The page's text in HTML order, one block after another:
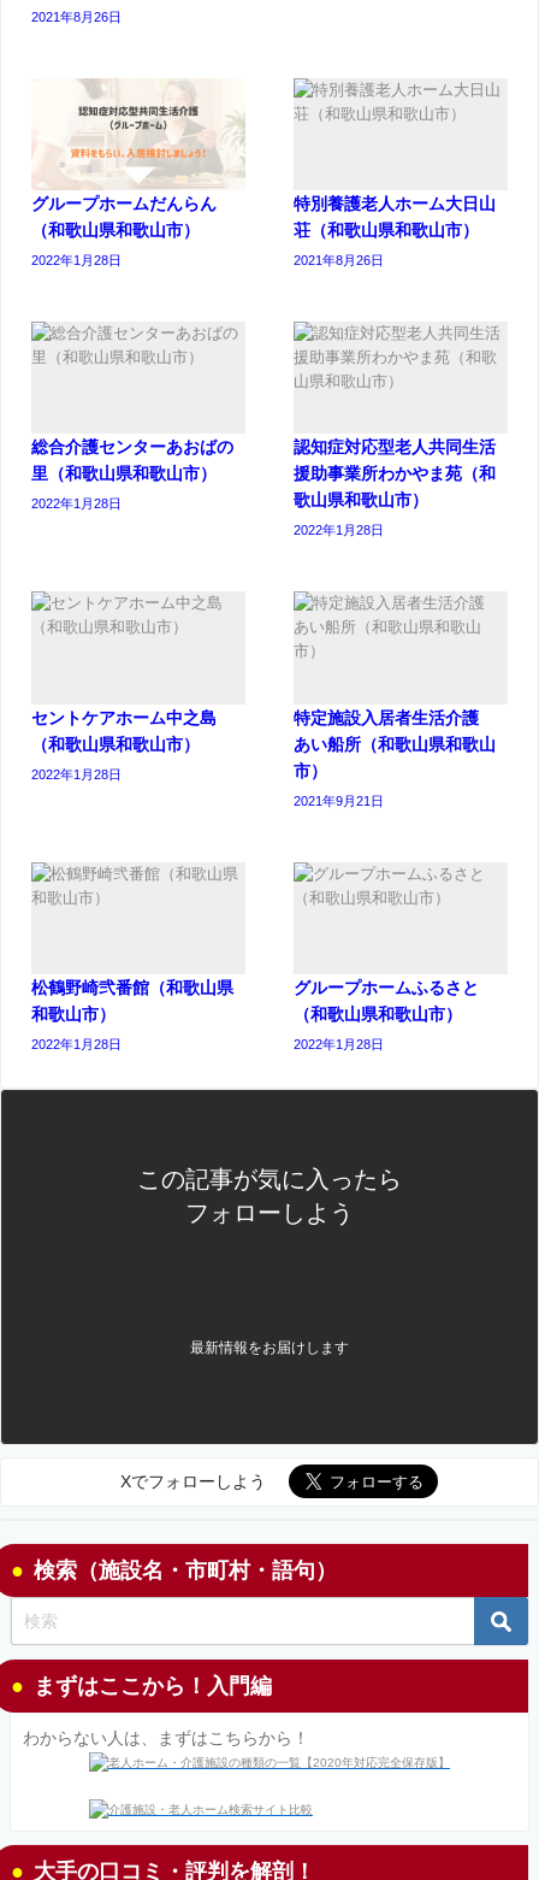
2021年8月26日
グループホームだんらん
（和歌山県和歌山市）
2022年1月28日
特別養護老人ホーム大日山
荘（和歌山県和歌山市）
2021年8月26日
総合介護センターあおばの
里（和歌山県和歌山市）
2022年1月28日
認知症対応型老人共同生活
援助事業所わかやま苑（和
歌山県和歌山市）
2022年1月28日
セントケアホーム中之島
（和歌山県和歌山市）
2022年1月28日
特定施設入居者生活介護
あい船所（和歌山県和歌山
市）
2021年9月21日
松鶴野崎弐番館（和歌山県
和歌山市）
2022年1月28日
グループホームふるさと
（和歌山県和歌山市）
2022年1月28日
この記事が気に入ったら
フォローしよう
最新情報をお届けします
Xでフォローしよう
検索（施設名・市町村・語句）
まずはここから！入門編
わからない人は、まずはこちらから！
大手の口コミ・評判を解剖！